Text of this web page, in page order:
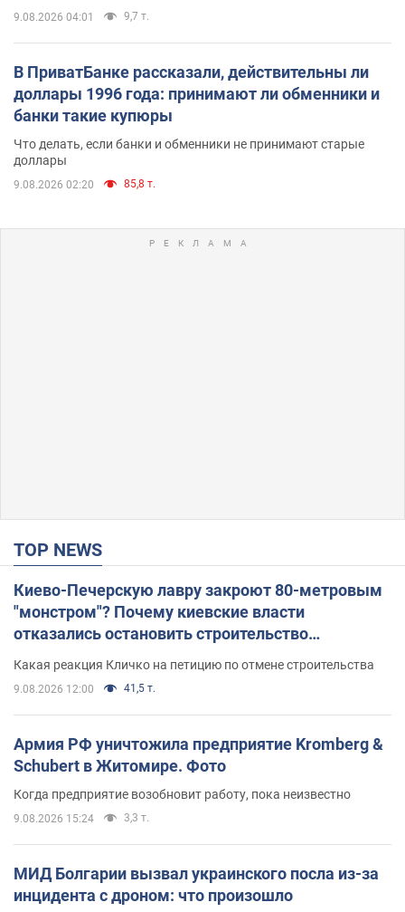
9.08.2026 04:01 9,7 т.
В ПриватБанке рассказали, действительны ли
доллары 1996 года: принимают ли обменники и
банки такие купюры
Что делать, если банки и обменники не принимают старые
доллары
9.08.2026 02:20 85,8 т.
TOP NEWS
Киево-Печерскую лавру закроют 80-метровым
"монстром"? Почему киевские власти
отказались остановить строительство
небоскреба "московского верующего"
Какая реакция Кличко на петицию по отмене строительства
9.08.2026 12:00 41,5 т.
Армия РФ уничтожила предприятие Kromberg &
Schubert в Житомире. Фото
Когда предприятие возобновит работу, пока неизвестно
9.08.2026 15:24 3,3 т.
МИД Болгарии вызвал украинского посла из-за
инцидента с дроном: что произошло